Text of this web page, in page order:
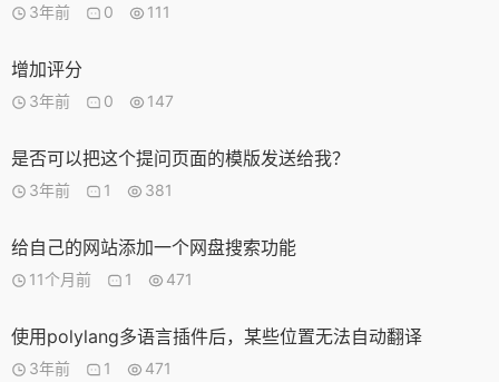
3年前 0 111
增加评分
3年前 0 147
是否可以把这个提问页面的模版发送给我？
3年前 1 381
给自己的网站添加一个网盘搜索功能
11个月前 1 471
使用polylang多语言插件后，某些位置无法自动翻译
3年前 1 471